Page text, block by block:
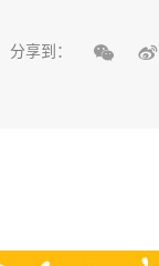
分享到：  